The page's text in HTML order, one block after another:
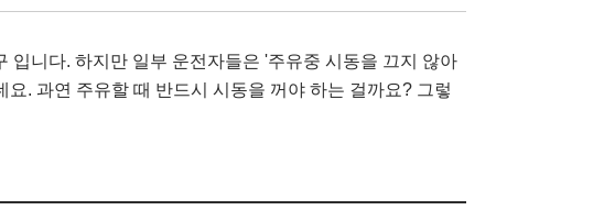
입니다. 하지만 일부 운전자들은 '주유중 시동을 끄지 않아
. 과연 주유할 때 반드시 시동을 꺼야 하는 걸까요? 그렇